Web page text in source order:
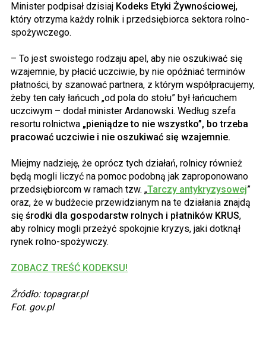
Minister podpisał dzisiaj Kodeks Etyki Żywnościowej,
który otrzyma każdy rolnik i przedsiębiorca sektora rolno-
spożywczego.
– To jest swoistego rodzaju apel, aby nie oszukiwać się
wzajemnie, by płacić uczciwie, by nie opóźniać terminów
płatności, by szanować partnera, z którym współpracujemy,
żeby ten cały łańcuch „od pola do stołu” był łańcuchem
uczciwym – dodał minister Ardanowski. Według szefa
resortu rolnictwa „pieniądze to nie wszystko”, bo trzeba
pracować uczciwie i nie oszukiwać się wzajemnie.
Miejmy nadzieję, że oprócz tych działań, rolnicy również
będą mogli liczyć na pomoc podobną jak zaproponowano
przedsiębiorcom w ramach tzw. „Tarczy antykryzysowej”
oraz, że w budżecie przewidzianym na te działania znajdą
się środki dla gospodarstw rolnych i płatników KRUS,
aby rolnicy mogli przeżyć spokojnie kryzys, jaki dotknął
rynek rolno-spożywczy.
ZOBACZ TREŚĆ KODEKSU!
Źródło: topagrar.pl
Fot. gov.pl